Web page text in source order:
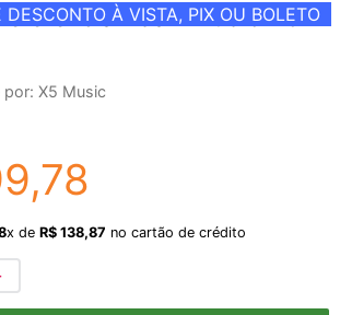
DESCONTO À VISTA, PIX OU BOLETO
Adam Audio T5V
por: X5 Music
,78
x de R$ 138,87 no cartão de crédito